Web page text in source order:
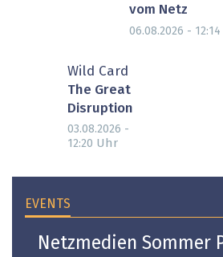
vom Netz
06.08.2026 - 12:14
Wild Card
The Great
Disruption
03.08.2026 -
12:20 Uhr
EVENTS
Netzmedien Sommer